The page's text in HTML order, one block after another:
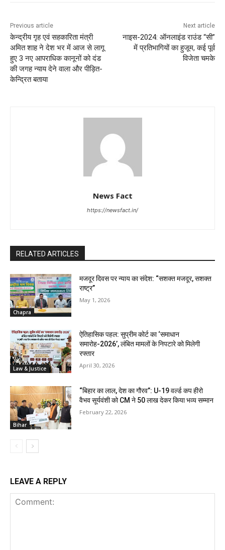
Previous article
केन्द्रीय गृह एवं सहकारिता मंत्री
अमित शाह ने देश भर में आज से लागू
हुए 3 नए आपराधिक कानूनों को दंड
की जगह न्याय देने वाला और पीड़ित-
केन्द्रित बताया
Next article
नाइस-2024: ऑनलाइंड राउंड “सी”
में प्रतिभागियों का हुजूम, कई पूर्व
विजेता चमके
News Fact
https://newsfact.in/
RELATED ARTICLES
Chapra
मजदूर दिवस पर न्याय का संदेश: “सशक्त मजदूर, सशक्त
राष्ट्र”
May 1, 2026
Law & Justice
ऐतिहासिक पहल: सुप्रीम कोर्ट का ‘समाधान
समारोह-2026’, लंबित मामलों के निपटारे को मिलेगी
रफ्तार
April 30, 2026
Bihar
“बिहार का लाल, देश का गौरव”: U-19 वर्ल्ड कप हीरो
वैभव सूर्यवंशी को CM ने ₹50 लाख देकर किया भव्य सम्मान
February 22, 2026
LEAVE A REPLY